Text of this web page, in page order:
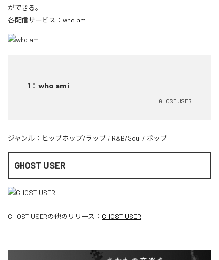
ができる。
各配信サービス： who am i
1 ： who am i
GHOST USER
ジャンル： ヒップホップ/ラップ / R&B/Soul / ポップ
GHOST USER
GHOST USERの他のリリース： GHOST USER